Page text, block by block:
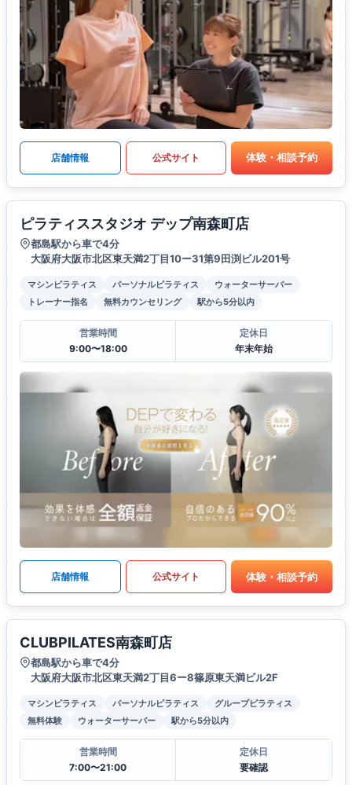
店舗情報 公式サイト 体験・相談予約
ピラティススタジオ デップ南森町店
都島駅から車で4分
大阪府大阪市北区東天満2丁目10ー31第9田渕ビル201号
マシンピラティス パーソナルピラティス
ウォーターサーバー
トレーナー指名
無料カウンセリング 駅から5分以内
営業時間
9:00〜18:00
定休日
年末年始
店舗情報 公式サイト 体験・相談予約
CLUBPILATES南森町店
都島駅から車で4分
大阪府大阪市北区東天満2丁目6ー8篠原東天満ビル2F
マシンピラティス パーソナルピラティス
グループピラティス
無料体験
ウォーターサーバー 駅から5分以内
営業時間
7:00〜21:00
定休日
要確認